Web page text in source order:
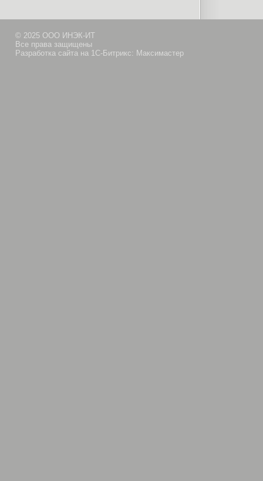
© 2025 ООО ИНЭК-ИТ
Все права защищены
Разработка сайта на 1С-Битрикс: Максимастер